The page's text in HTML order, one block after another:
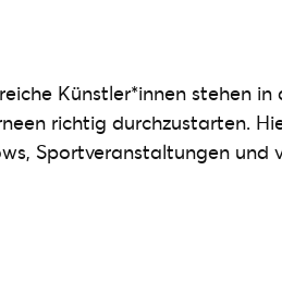
Künstler*innen stehen in
richtig durchzustarten.
Sportveranstaltungen und